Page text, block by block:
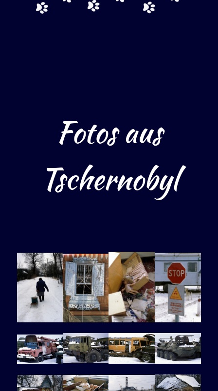
Fotos aus
Tschernobyl